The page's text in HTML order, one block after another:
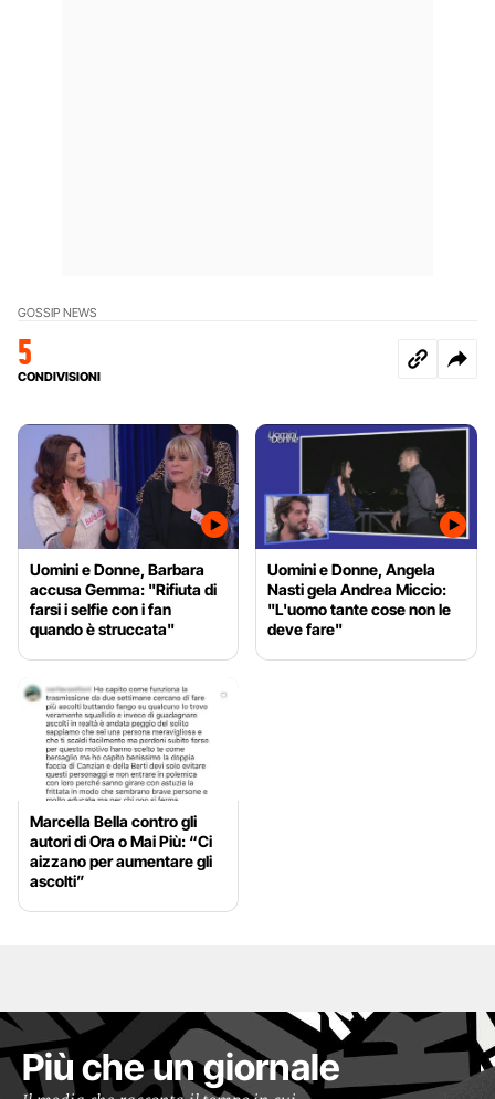
GOSSIP NEWS
5
CONDIVISIONI
Uomini e Donne, Barbara
accusa Gemma: "Rifiuta di
farsi i selfie con i fan
quando è struccata"
Uomini e Donne, Angela
Nasti gela Andrea Miccio:
"L'uomo tante cose non le
deve fare"
Marcella Bella contro gli
autori di Ora o Mai Più: “Ci
aizzano per aumentare gli
ascolti”
Più che un giornale